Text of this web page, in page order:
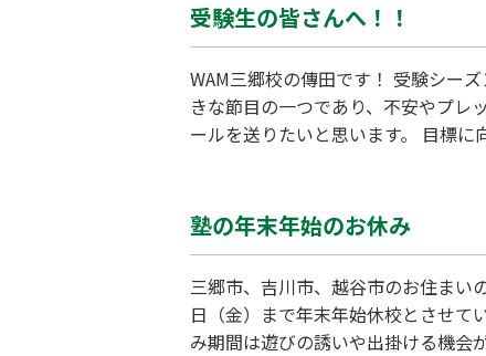
受験生の皆さんへ！！
WAM三郷校の傳田です！ 受験シー
きな節目の一つであり、不安やプレ
ールを送りたいと思います。 目標
塾の年末年始のお休み
三郷市、吉川市、越谷市のお住まい
日（金）まで年末年始休校とさせ
み期間は遊びの誘いや出掛ける機会